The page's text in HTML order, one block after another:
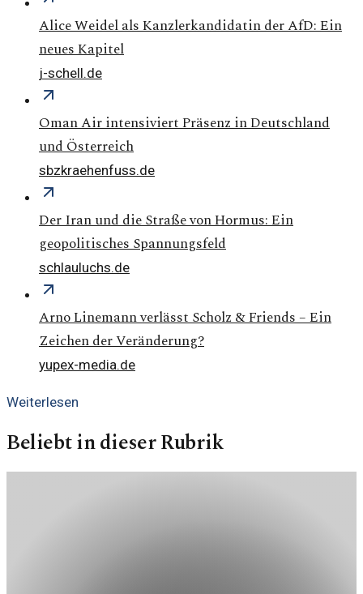
Alice Weidel als Kanzlerkandidatin der AfD: Ein
neues Kapitel
j-schell.de
Oman Air intensiviert Präsenz in Deutschland
und Österreich
sbzkraehenfuss.de
Der Iran und die Straße von Hormus: Ein
geopolitisches Spannungsfeld
schlauluchs.de
Arno Linemann verlässt Scholz & Friends – Ein
Zeichen der Veränderung?
yupex-media.de
Weiterlesen
Beliebt in dieser Rubrik